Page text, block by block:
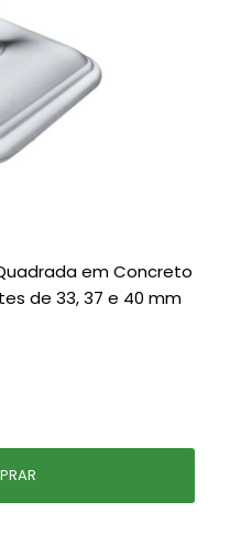
em Concreto
de 33, 37 e 40 mm